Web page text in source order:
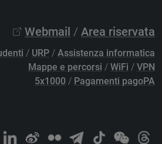
Webmail / Area riservata
/ URP / Assistenza informatica
Mappe e percorsi / WiFi / VPN
5x1000 / Pagamenti pagoPA